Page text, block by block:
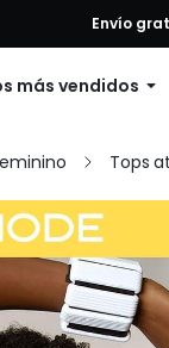
12% de
Envío
más vendidos
Tops